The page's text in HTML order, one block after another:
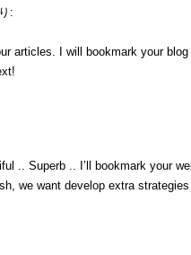
:
articles. I will bookmark your
.. Superb .. I’ll bookmark your
we want develop extra